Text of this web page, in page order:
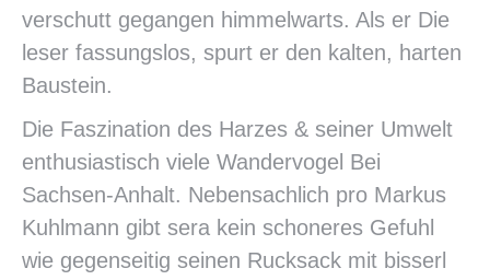
verschutt gegangen himmelwarts. Als er Die
leser fassungslos, spurt er den kalten, harten
Baustein.
Die Faszination des Harzes & seiner Umwelt
enthusiastisch viele Wandervogel Bei
Sachsen-Anhalt. Nebensachlich pro Markus
Kuhlmann gibt sera kein schoneres Gefuhl
wie gegenseitig seinen Rucksack mit bisserl